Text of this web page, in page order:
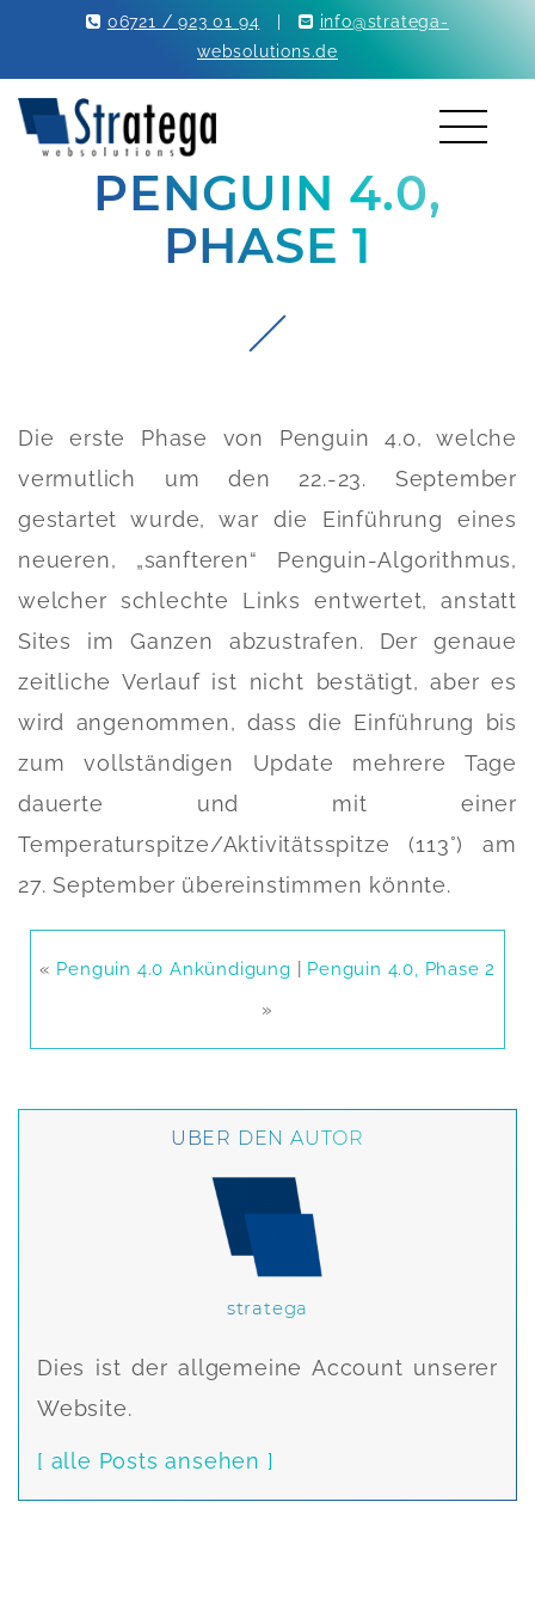
06721 / 923 01 94
info@stratega-
websolutions.de
PENGUIN 4.0,
PHASE 1
Die erste Phase von Penguin 4.0, welche
vermutlich um den 22.-23. September
gestartet wurde, war die Einführung eines
neueren, „sanfteren“ Penguin-Algorithmus,
welcher schlechte Links entwertet, anstatt
Sites im Ganzen abzustrafen. Der genaue
zeitliche Verlauf ist nicht bestätigt, aber es
wird angenommen, dass die Einführung bis
zum vollständigen Update mehrere Tage
dauerte und mit einer
Temperaturspitze/Aktivitätsspitze (113°) am
27. September übereinstimmen könnte.
« Penguin 4.0 Ankündigung
Penguin 4.0, Phase 2
»
ÜBER DEN AUTOR
stratega
Dies ist der allgemeine Account unserer
Website.
[ alle Posts ansehen ]